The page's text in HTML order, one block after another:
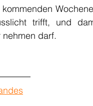
trifft, und
darf.